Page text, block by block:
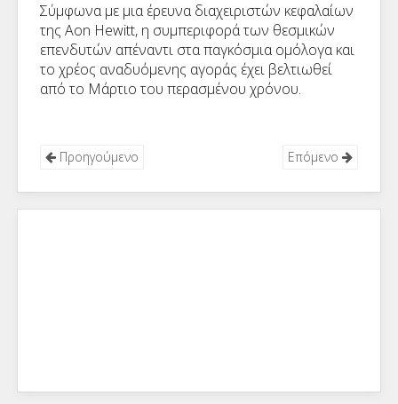
Σύμφωνα με μια έρευνα διαχειριστών κεφαλαίων
της Aon Hewitt, η συμπεριφορά των θεσμικών
επενδυτών απέναντι στα παγκόσμια ομόλογα και
το χρέος αναδυόμενης αγοράς έχει βελτιωθεί
από το Μάρτιο του περασμένου χρόνου.
Προηγούμενο Επόμενο